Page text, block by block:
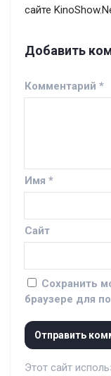
сайте
Добавить
Комментарий *
Имя *
Сайт
Сохранить
браузере для
Этот сайт